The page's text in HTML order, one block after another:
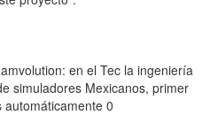
en el Tec la ingeniería
simuladores Mexicanos, primer
0